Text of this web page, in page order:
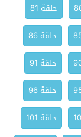
حلقة 81
حلقة 86
حلقة 91
حلقة 96
حلقة 101